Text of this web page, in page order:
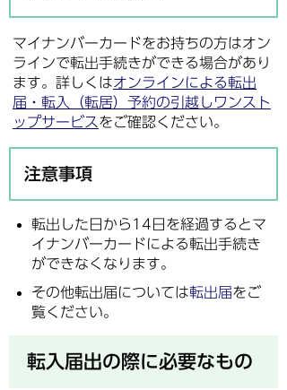
マイナンバーカードをお持ちの方はオン
ラインで転出手続きができる場合があり
ます。詳しくはオンラインによる転出
届・転入（転居）予約の引越しワンスト
ップサービス をご確認ください。
注意事項
転出した日から14日を経過するとマ
イナンバーカードによる転出手続き
ができなくなります。
その他転出届については転出届をご
覧ください。
転入届出の際に必要なもの